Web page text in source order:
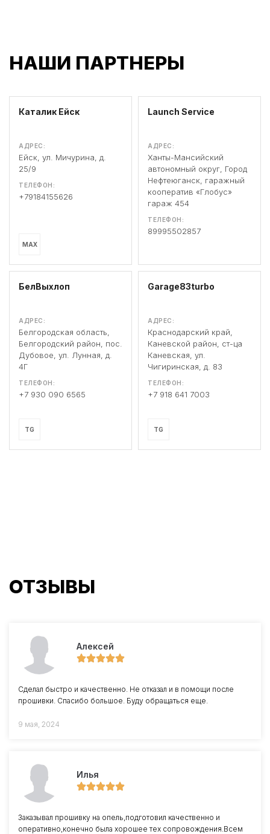
НАШИ ПАРТНЕРЫ
Каталик Ейск
АДРЕС:
Ейск, ул. Мичурина, д.
25/9
ТЕЛЕФОН:
+79184155626
MAX
Launch Service
АДРЕС:
Ханты-Мансийский
автономный округ, Город
Нефтеюганск, гаражный
кооператив «Глобус»
гараж 454
ТЕЛЕФОН:
89995502857
БелВыхлоп
АДРЕС:
Белгородская область,
Белгородский район, пос.
Дубовое, ул. Лунная, д.
4Г
ТЕЛЕФОН:
+7 930 090 6565
TG
Garage83turbo
АДРЕС:
Краснодарский край,
Каневской район, ст-ца
Каневская, ул.
Чигиринская, д. 83
ТЕЛЕФОН:
+7 918 641 7003
TG
ОТЗЫВЫ
Алексей
Сделал быстро и качественно. Не отказал и в помощи после
прошивки. Спасибо большое. Буду обращаться еще.
9 мая, 2024
Илья
Заказывал прошивку на опель,подготовил качественно и
оперативно,конечно была хорошее тех сопровождения.Всем